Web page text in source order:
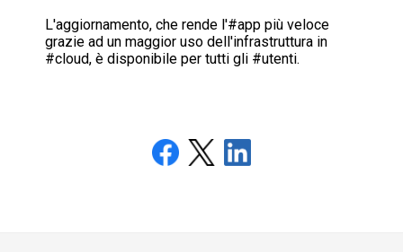
L'aggiornamento, che rende l'#app più veloce
grazie ad un maggior uso dell'infrastruttura in
#cloud, è disponibile per tutti gli #utenti.